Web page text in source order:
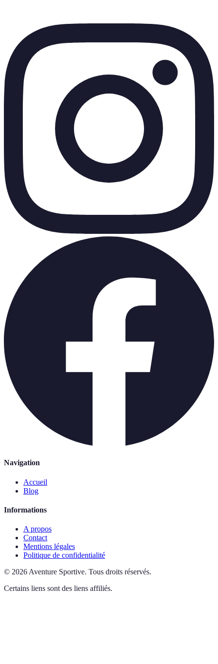
Navigation
Accueil
Blog
Informations
A propos
Contact
Mentions légales
Politique de confidentialité
© 2026 Aventure Sportive. Tous droits réservés.
Certains liens sont des liens affiliés.